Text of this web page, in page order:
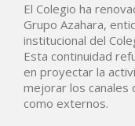
El Colegio ha
Grupo Azahara,
institucional del
Esta continuidad
en proyectar la
mejorar los canales
como externos.